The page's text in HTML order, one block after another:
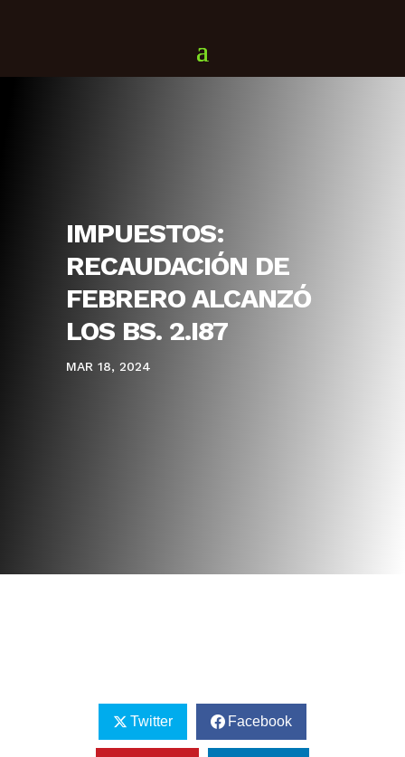
IMPUESTOS:
RECAUDACIÓN DE
FEBRERO ALCANZÓ
LOS BS. 2.I87
MAR 18, 2024
Twitter Facebook